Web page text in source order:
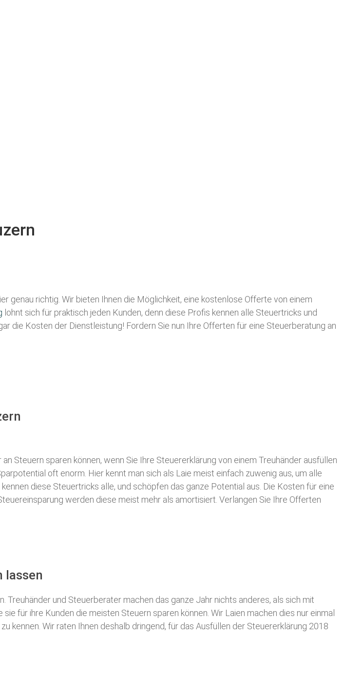
genau richtig. Wir bieten Ihnen die Möglichkeit, eine kostenlose Offerte von einem
lohnt sich für praktisch jeden Kunden, denn diese Profis kennen alle Steuertricks und
die Kosten der Dienstleistung! Fordern Sie nun Ihre Offerten für eine Steuerberatung an
Steuern sparen können, wenn Sie Ihre Steuererklärung von einem Treuhänder ausfüllen
oft enorm. Hier kennt man sich als Laie meist einfach zuwenig aus, um alle
diese Steuertricks alle, und schöpfen das ganze Potential aus. Die Kosten für eine
werden diese meist mehr als amortisiert. Verlangen Sie Ihre Offerten
lassen
Treuhänder und Steuerberater machen das ganze Jahr nichts anderes, als sich mit
für ihre Kunden die meisten Steuern sparen können. Wir Laien machen dies nur einmal
kennen. Wir raten Ihnen deshalb dringend, für das Ausfüllen der Steuererklärung 2018